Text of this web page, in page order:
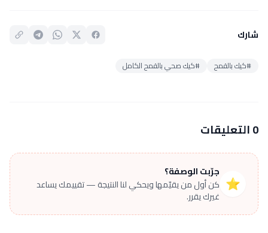
شارك
#كيك بالقمح #كيك صحي بالقمح الكامل
0 التعليقات
⭐
جرّبت الوصفة؟
كن أول من يقيّمها ويحكي لنا النتيجة — تقييمك يساعد
غيرك يقرر.